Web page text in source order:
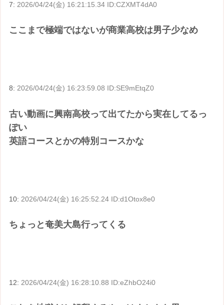
7: 2026/04/24(金) 16:21:15.34 ID:CZXMT4dA0
ここまで極端ではないが商業高校は男子少なめ
8:2026/04/24(金) 16:23:59.08 ID:SE9mEtqZ0
古い動画に興南高校って出てたから実在してるっ
ぽい
英語コースとかの特別コースかな
10: 2026/04/24(金) 16:25:52.24 ID:d1Otox8e0
ちょっと奄美大島行ってくる
12: 2026/04/24(金) 16:28:10.88 ID:eZhbO24i0